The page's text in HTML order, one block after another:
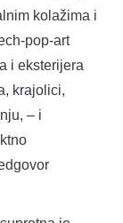
kolažima i
pop-art
i eksterijera
krajolici,
– i